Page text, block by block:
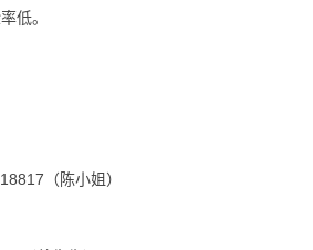
低。
（陈小姐）